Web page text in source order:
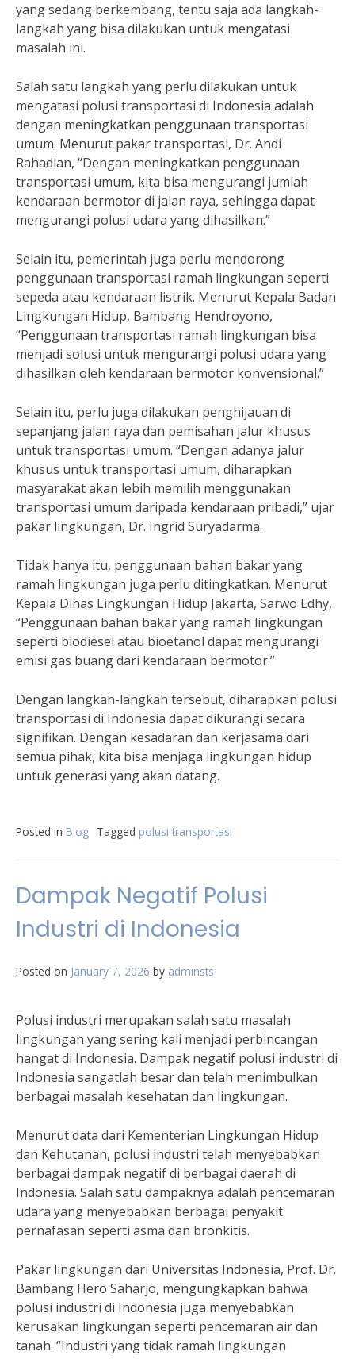
yang sedang berkembang, tentu saja ada langkah-
langkah yang bisa dilakukan untuk mengatasi
masalah ini.
Salah satu langkah yang perlu dilakukan untuk
mengatasi polusi transportasi di Indonesia adalah
dengan meningkatkan penggunaan transportasi
umum. Menurut pakar transportasi, Dr. Andi
Rahadian, “Dengan meningkatkan penggunaan
transportasi umum, kita bisa mengurangi jumlah
kendaraan bermotor di jalan raya, sehingga dapat
mengurangi polusi udara yang dihasilkan.”
Selain itu, pemerintah juga perlu mendorong
penggunaan transportasi ramah lingkungan seperti
sepeda atau kendaraan listrik. Menurut Kepala Badan
Lingkungan Hidup, Bambang Hendroyono,
“Penggunaan transportasi ramah lingkungan bisa
menjadi solusi untuk mengurangi polusi udara yang
dihasilkan oleh kendaraan bermotor konvensional.”
Selain itu, perlu juga dilakukan penghijauan di
sepanjang jalan raya dan pemisahan jalur khusus
untuk transportasi umum. “Dengan adanya jalur
khusus untuk transportasi umum, diharapkan
masyarakat akan lebih memilih menggunakan
transportasi umum daripada kendaraan pribadi,” ujar
pakar lingkungan, Dr. Ingrid Suryadarma.
Tidak hanya itu, penggunaan bahan bakar yang
ramah lingkungan juga perlu ditingkatkan. Menurut
Kepala Dinas Lingkungan Hidup Jakarta, Sarwo Edhy,
“Penggunaan bahan bakar yang ramah lingkungan
seperti biodiesel atau bioetanol dapat mengurangi
emisi gas buang dari kendaraan bermotor.”
Dengan langkah-langkah tersebut, diharapkan polusi
transportasi di Indonesia dapat dikurangi secara
signifikan. Dengan kesadaran dan kerjasama dari
semua pihak, kita bisa menjaga lingkungan hidup
untuk generasi yang akan datang.
Posted in Blog Tagged polusi transportasi
Dampak Negatif Polusi
Industri di Indonesia
Posted on January 7, 2026 by adminsts
Polusi industri merupakan salah satu masalah
lingkungan yang sering kali menjadi perbincangan
hangat di Indonesia. Dampak negatif polusi industri di
Indonesia sangatlah besar dan telah menimbulkan
berbagai masalah kesehatan dan lingkungan.
Menurut data dari Kementerian Lingkungan Hidup
dan Kehutanan, polusi industri telah menyebabkan
berbagai dampak negatif di berbagai daerah di
Indonesia. Salah satu dampaknya adalah pencemaran
udara yang menyebabkan berbagai penyakit
pernafasan seperti asma dan bronkitis.
Pakar lingkungan dari Universitas Indonesia, Prof. Dr.
Bambang Hero Saharjo, mengungkapkan bahwa
polusi industri di Indonesia juga menyebabkan
kerusakan lingkungan seperti pencemaran air dan
tanah. “Industri yang tidak ramah lingkungan